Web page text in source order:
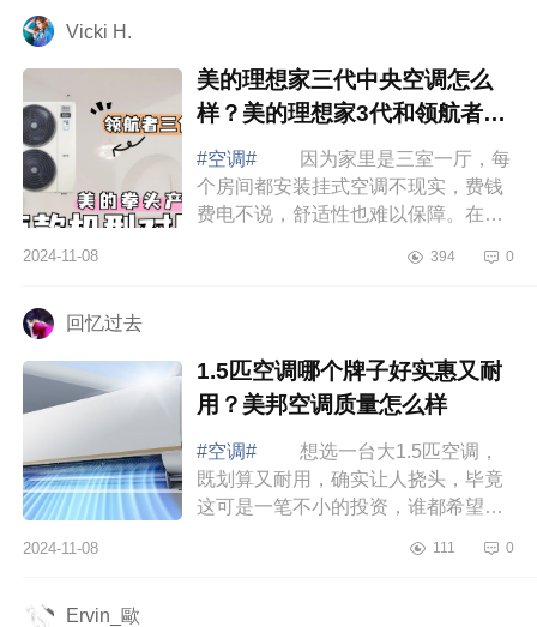
Vicki H.
美的理想家三代中央空调怎么
样？美的理想家3代和领航者3
代哪个好
#空调#
因为家里是三室一厅，每
个房间都安装挂式空调不现实，费钱
费电不说，舒适性也难以保障。在众
的智慧空气管家中央空调，下面小编
2024-11-08 394 0
回忆过去
1.5匹空调哪个牌子好实惠又耐
用？美邦空调质量怎么样
#空调#
想选一台大1.5匹空调，
既划算又耐用，确实让人挠头，毕竟
这可是一笔不小的投资，谁都希望能
大家介绍下1.5匹空调哪个牌子好实惠
2024-11-08 111 0
Ervin_歐